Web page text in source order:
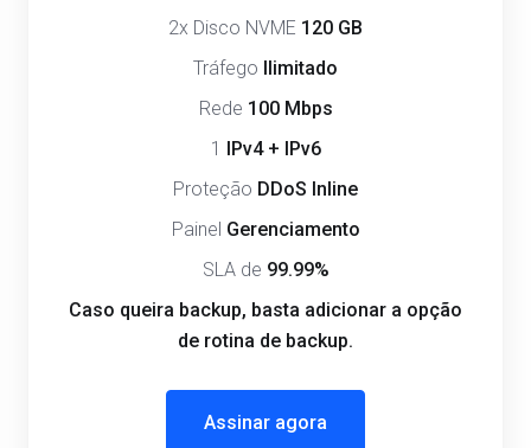
2x Disco NVME 120 GB
Tráfego Ilimitado
Rede 100 Mbps
1 IPv4 + IPv6
Proteção DDoS Inline
Painel Gerenciamento
SLA de 99.99%
Caso queira backup, basta adicionar a opção
de rotina de backup.
Assinar agora